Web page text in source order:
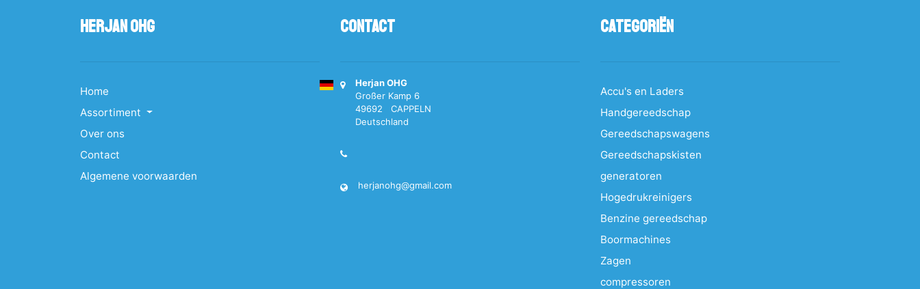
Herjan OHG
Home
Assortiment
Over ons
Contact
Algemene voorwaarden
Contact
Herjan OHG
Großer Kamp 6
49692 CAPPELN
Deutschland
herjanohg@gmail.com
Categoriën
Accu's en Laders
Handgereedschap
Gereedschapswagens
Gereedschapskisten
generatoren
Hogedrukreinigers
Benzine gereedschap
Boormachines
Zagen
compressoren